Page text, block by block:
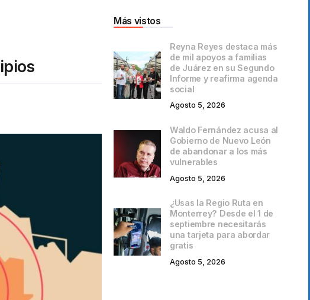
Más vistos
Reyna Reyes destaca más
de mil apoyos a familias
de Juárez en su Segundo
Informe y reafirma agenda
social
Agosto 5, 2026
Waldo Fernández acusa al
Gobierno de Nuevo León
de abandonar a los más
vulnerables
Agosto 5, 2026
¿Usas la Regio Ruta en
Monterrey? Desde el 1 de
septiembre necesitarás
una tarjeta para abordar
gratis
Agosto 5, 2026